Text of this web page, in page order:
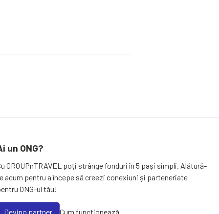
un ONG?
GROUPnTRAVEL poți strânge fonduri în 5 pași simpli. Alătură-
acum pentru a începe să creezi conexiuni și parteneriate
ONG-ul tău!
Devino partner Cum funcționează